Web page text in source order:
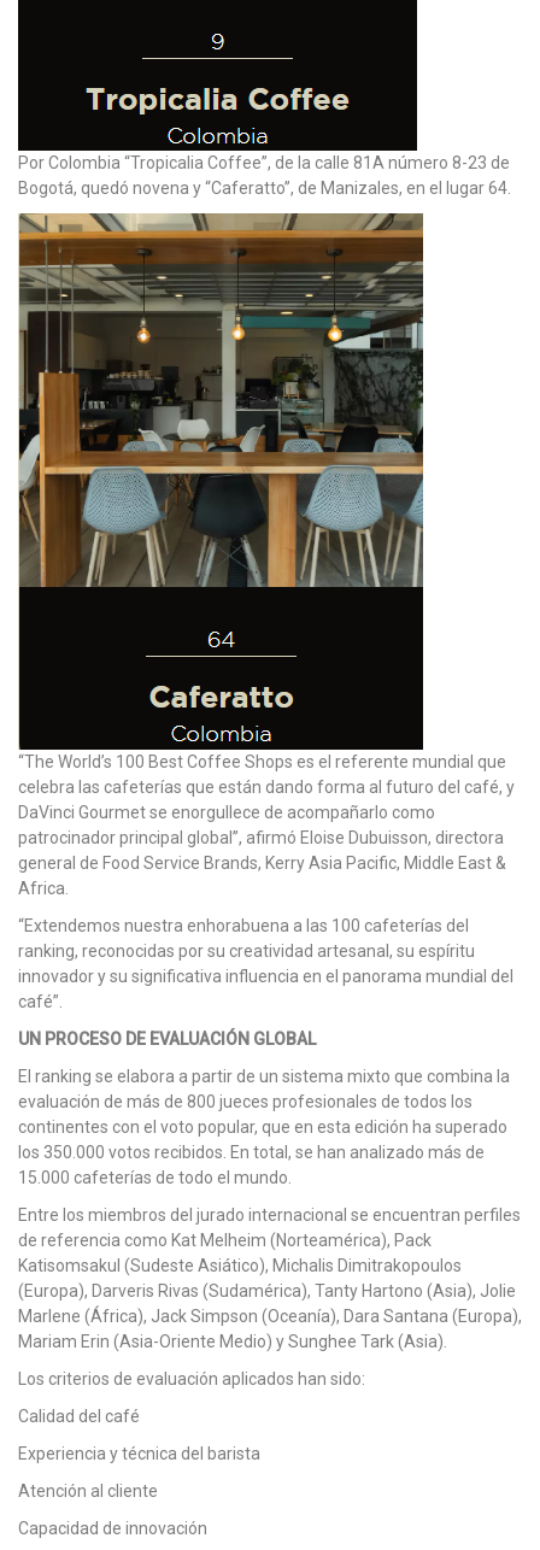
Por Colombia “Tropicalia Coffee”, de la calle 81A número 8-23 de
Bogotá, quedó novena y “Caferatto”, de Manizales, en el lugar 64.
“The World’s 100 Best Coffee Shops es el referente mundial que
celebra las cafeterías que están dando forma al futuro del café, y
DaVinci Gourmet se enorgullece de acompañarlo como
patrocinador principal global”, afirmó Eloise Dubuisson, directora
general de Food Service Brands, Kerry Asia Pacific, Middle East &
Africa.
“Extendemos nuestra enhorabuena a las 100 cafeterías del
ranking, reconocidas por su creatividad artesanal, su espíritu
innovador y su significativa influencia en el panorama mundial del
café”.
UN PROCESO DE EVALUACIÓN GLOBAL
El ranking se elabora a partir de un sistema mixto que combina la
evaluación de más de 800 jueces profesionales de todos los
continentes con el voto popular, que en esta edición ha superado
los 350.000 votos recibidos. En total, se han analizado más de
15.000 cafeterías de todo el mundo.
Entre los miembros del jurado internacional se encuentran perfiles
de referencia como Kat Melheim (Norteamérica), Pack
Katisomsakul (Sudeste Asiático), Michalis Dimitrakopoulos
(Europa), Darveris Rivas (Sudamérica), Tanty Hartono (Asia), Jolie
Marlene (África), Jack Simpson (Oceanía), Dara Santana (Europa),
Mariam Erin (Asia-Oriente Medio) y Sunghee Tark (Asia).
Los criterios de evaluación aplicados han sido:
Calidad del café
Experiencia y técnica del barista
Atención al cliente
Capacidad de innovación